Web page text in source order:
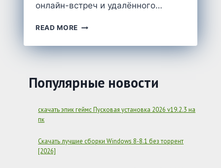
онлайн-встреч и удалённого…
READ MORE CКАЧАТЬ
НА
–
7.0.5.38856
Популярные новости
скачать эпик геймс Пусковая установка 2026 v19.2.3 на
пк
Скачать лучшие сборки Windows 8-8.1 без торрент
[2026]